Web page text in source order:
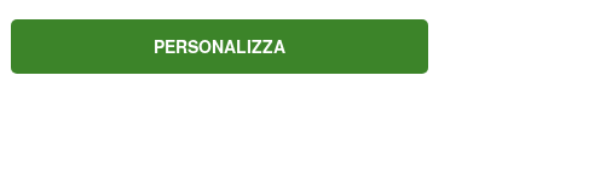
PERSONALIZZA